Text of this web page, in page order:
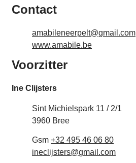
Contact
E-mailamabileneerpelt@gmail.com
Websitewww.amabile.be
Voorzitter
Ine Clijsters
AdresSint Michielspark 11 / 2/1
,3960 Bree
+32 495 46 06 80
E-mailineclijsters@gmail.com